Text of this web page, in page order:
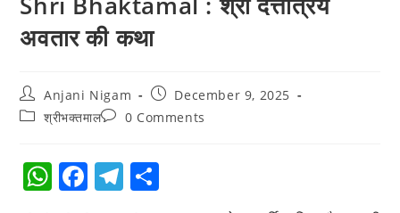
अवतार की कथा
Anjani Nigam
December 9, 2025
श्रीभक्तमाल
0 Comments
W
h
F
a
T
el h